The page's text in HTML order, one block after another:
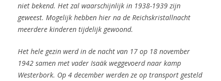
niet bekend. Het zal waarschijnlijk in 1938-1939 zijn
geweest. Mogelijk hebben hier na de Reichskristallnacht
meerdere kinderen tijdelijk gewoond.
Het hele gezin werd in de nacht van 17 op 18 november
1942 samen met vader Isaäk weggevoerd naar kamp
Westerbork. Op 4 december werden ze op transport gesteld